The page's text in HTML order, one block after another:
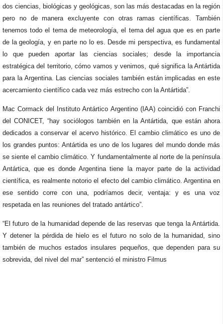
dos ciencias, biológicas y geológicas, son las más destacadas en la región
pero no de manera excluyente con otras ramas científicas. También
tenemos todo el tema de meteorología, el tema del agua que es en parte
de la geología, y en parte no lo es. Desde mi perspectiva, es fundamental
lo que pueden aportar las ciencias sociales; desde la importancia
estratégica del territorio, cómo vamos y venimos, qué significa la Antártida
para la Argentina. Las ciencias sociales también están implicadas en este
acercamiento científico cada vez más estrecho con la Antártida”.
Mac Cormack del Instituto Antártico Argentino (IAA) coincidió con Franchi
del CONICET, “hay sociólogos también en la Antártida, que están ahora
dedicados a conservar el acervo histórico. El cambio climático es uno de
los grandes puntos: Antártida es uno de los lugares del mundo donde más
se siente el cambio climático. Y fundamentalmente al norte de la península
Antártica, que es donde Argentina tiene la mayor parte de la actividad
científica, es realmente notorio el efecto del cambio climático. Argentina en
ese sentido corre con una, podríamos decir, ventaja: y es una voz
respetada en las reuniones del tratado antártico”.
“El futuro de la humanidad depende de las reservas que tenga la Antártida.
Y detener la pérdida de hielo es el futuro no solo de la humanidad, sino
también de muchos estados insulares pequeños, que dependen para su
sobrevida, del nivel del mar” sentenció el ministro Filmus